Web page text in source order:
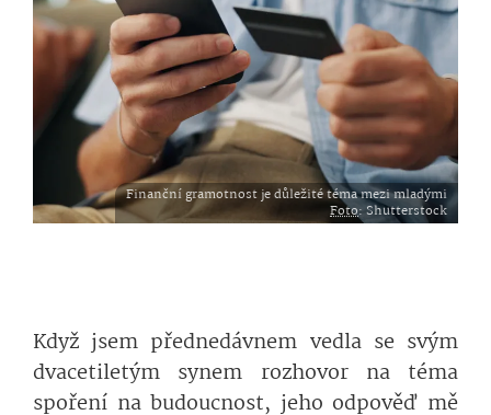
Finanční gramotnost je důležité téma mezi mladými
Foto: Shutterstock
Když jsem přednedávnem vedla se svým
dvacetiletým synem rozhovor na téma
spoření na budoucnost, jeho odpověď mě